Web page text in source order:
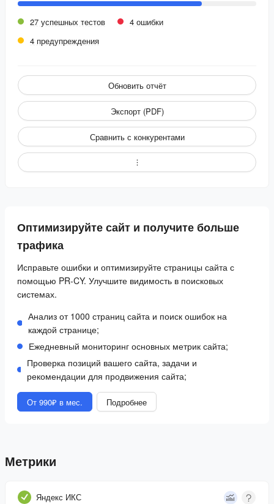
27 успешных тестов
4 ошибки
4 предупреждения
Обновить отчёт
Экспорт (PDF)
Сравнить с конкурентами
Оптимизируйте сайт и получите больше
трафика
Исправьте ошибки и оптимизируйте страницы сайта с
помощью PR-CY. Улучшите видимость в поисковых
системах.
Анализ от 1000 страниц сайта и поиск ошибок на
каждой странице;
Ежедневный мониторинг основных метрик сайта;
Проверка позиций вашего сайта, задачи и
рекомендации для продвижения сайта;
От 990₽ в мес. Подробнее
Метрики
Яндекс ИКС